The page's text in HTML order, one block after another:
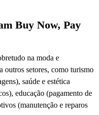
Buy Now, Pay
na moda e
outros setores, como turismo
saúde e estética
educação (pagamento de
(manutenção e reparos